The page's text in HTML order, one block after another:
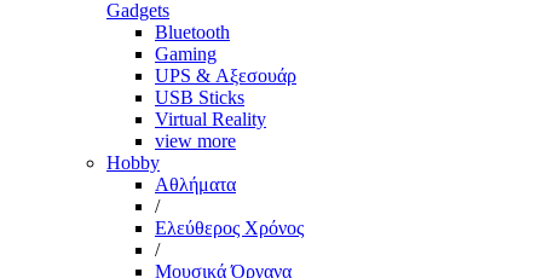
Gadgets
Bluetooth
Gaming
UPS & Αξεσουάρ
USB Sticks
Virtual Reality
view more
Hobby
Αθλήματα
/
Ελεύθερος Χρόνος
/
Μουσικά Όργανα